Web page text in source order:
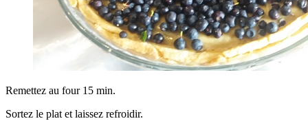
Remettez au four 15 min.
Sortez le plat et laissez refroidir.